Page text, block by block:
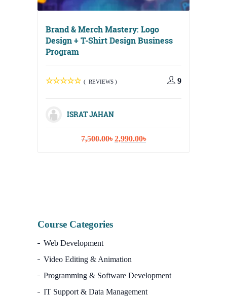
Brand & Merch Mastery: Logo
Design + T-Shirt Design Business
Program
( REVIEWS ) 9
ISRAT JAHAN
7,500.00৳ Original
2,990.00৳Current
Course Categories
Web Development
Video Editing & Animation
Programming & Software Development
IT Support & Data Management